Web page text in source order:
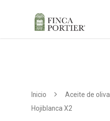
Inicio Aceite de oliva
Hojiblanca X2